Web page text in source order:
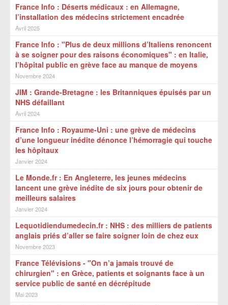
France Info : Déserts médicaux : en Allemagne,
l’installation des médecins strictement encadrée
Avril 2025
France Info : "Plus de deux millions d’Italiens renoncent
à se soigner pour des raisons économiques" : en Italie,
l’hôpital public en grève face au manque de moyens
Novembre 2024
JIM : Grande-Bretagne : les Britanniques épuisés par un
NHS défaillant
Avril 2024
France Info : Royaume-Uni : une grève de médecins
d’une longueur inédite dénonce l’hémorragie qui touche
les hôpitaux
Janvier 2024
Le Monde.fr : En Angleterre, les jeunes médecins
lancent une grève inédite de six jours pour obtenir de
meilleurs salaires
Janvier 2024
Lequotidiendumedecin.fr : NHS : des milliers de patients
anglais priés d’aller se faire soigner loin de chez eux
Novembre 2023
France Télévisions - "On n’a jamais trouvé de
chirurgien" : en Grèce, patients et soignants face à un
service public de santé en décrépitude
Mai 2023